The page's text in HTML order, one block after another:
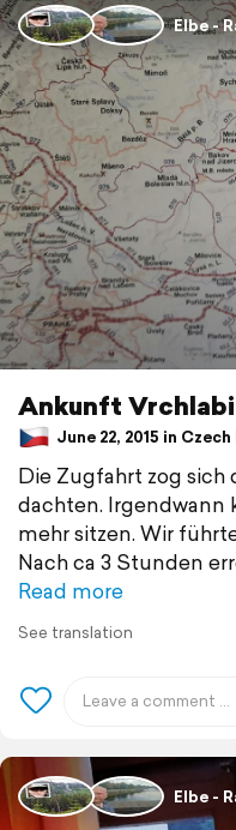
Elbe -
Ankunft Vrchlabi
June 22, 2015 in
Die Zugfahrt zog sich
dachten. Irgendwann
mehr sitzen. Wir
Nach ca 3 Stunden
Read more
See translation
Elbe -